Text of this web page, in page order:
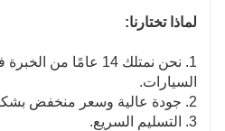
لماذا تختارنا:
1. نحن نمتلك 14 عامًا
السيارات.
2. جودة عالية وسعر منخفض بشكل معقول.
3. التسليم السريع.